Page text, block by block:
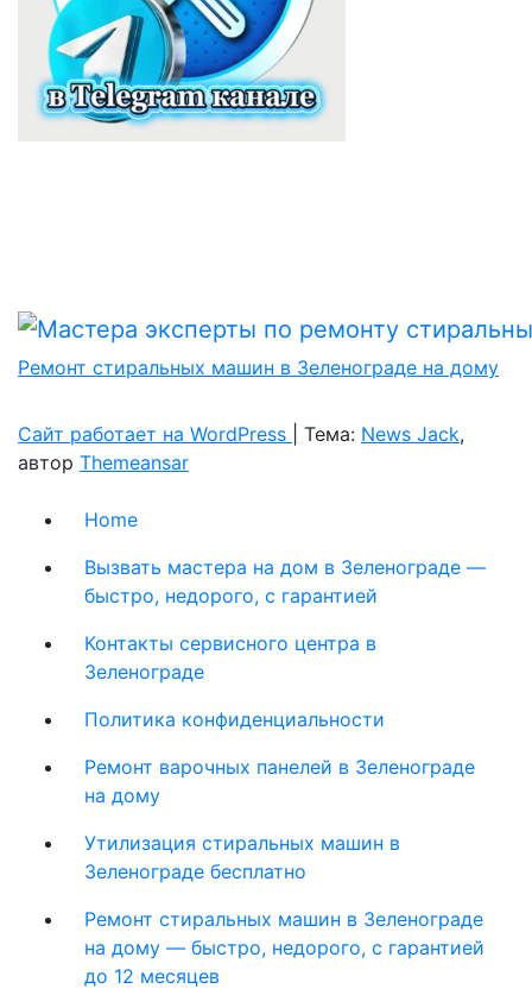
Ремонт стиральных машин в Зеленограде на дому
Сайт работает на WordPress Тема: News Jack,
автор Themeansar
Home
Вызвать мастера на дом в Зеленограде —
быстро, недорого, с гарантией
Контакты сервисного центра в
Зеленограде
Политика конфиденциальности
Ремонт варочных панелей в Зеленограде
на дому
Утилизация стиральных машин в
Зеленограде бесплатно
Ремонт стиральных машин в Зеленограде
на дому — быстро, недорого, с гарантией
до 12 месяцев